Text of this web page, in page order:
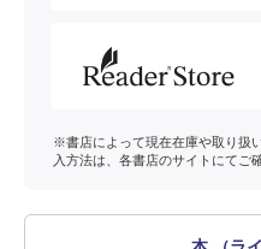
※書店によって現在在庫や取り扱
入方法は、各書店のサイトにてご